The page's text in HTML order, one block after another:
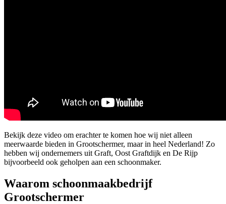
Bekijk deze video om erachter te komen hoe wij niet alleen
meerwaarde bieden in Grootschermer, maar in heel Nederland! Zo
hebben wij ondernemers uit Graft, Oost Graftdijk en De Rijp
bijvoorbeeld ook geholpen aan een schoonmaker.
Waarom schoonmaakbedrijf
Grootschermer